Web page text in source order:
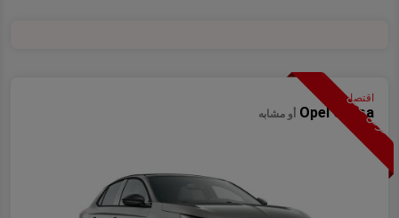
عرض خاص
اقتصادية
Opel Corsa أو مشابه